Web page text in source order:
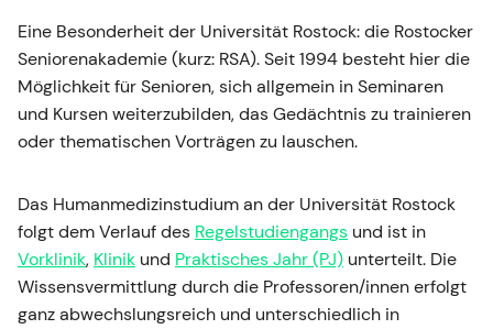
Eine Besonderheit der Universität Rostock: die Rostocker
Seniorenakademie (kurz: RSA). Seit 1994 besteht hier die
Möglichkeit für Senioren, sich allgemein in Seminaren
und Kursen weiterzubilden, das Gedächtnis zu trainieren
oder thematischen Vorträgen zu lauschen.
Das Humanmedizinstudium an der Universität Rostock
folgt dem Verlauf des Regelstudiengangs und ist in
Vorklinik, Klinik und Praktisches Jahr (PJ) unterteilt. Die
Wissensvermittlung durch die Professoren/innen erfolgt
ganz abwechslungsreich und unterschiedlich in